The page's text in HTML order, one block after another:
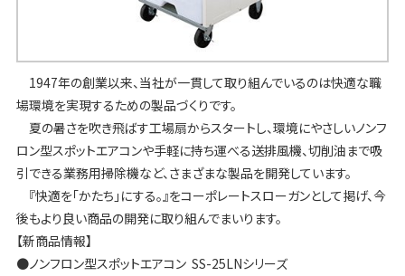
1947年の創業以来、当社が一貫して取り組んでいるのは快適な職
場環境を実現するための製品づくりです。
夏の暑さを吹き飛ばす工場扇からスタートし、環境にやさしいノンフ
ロン型スポットエアコンや手軽に持ち運べる送排風機、切削油まで吸
引できる業務用掃除機など、さまざまな製品を開発しています。
『快適を「かたち」にする。』をコーポレートスローガンとして掲げ、今
後もより良い商品の開発に取り組んでまいります。
【新商品情報】
●ノンフロン型スポットエアコン SS-25LNシリーズ